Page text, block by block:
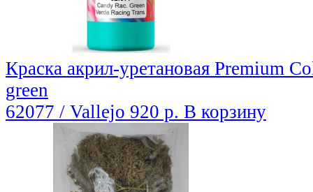
Краска акрил-уретановая Premium
green
62077 / Vallejo 920 р. В корзину